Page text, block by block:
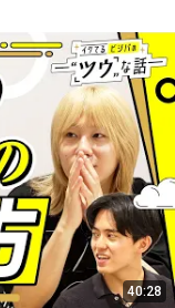
40:28